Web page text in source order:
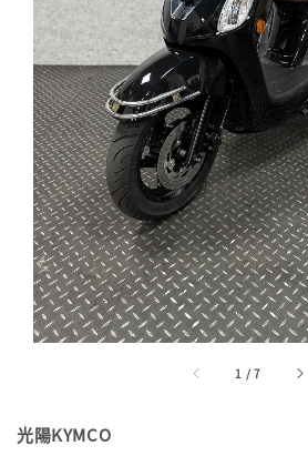
1 /7
光陽KYMCO